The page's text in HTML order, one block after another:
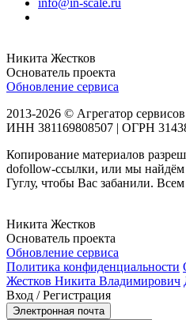
Никита Жестков
Основатель проекта
Обновление сервиса
2013-2026 © Агрегатор
ИНН 381169808507 | ОГРН
Копирование материалов
dofollow-ссылки, или мы
Гуглу, чтобы Вас забанили. Всем
Никита Жестков
Основатель проекта
Обновление сервиса
Политика конфиденциальности
Жестков Никита Владимирович
Вход / Регистрация
Электронная почта